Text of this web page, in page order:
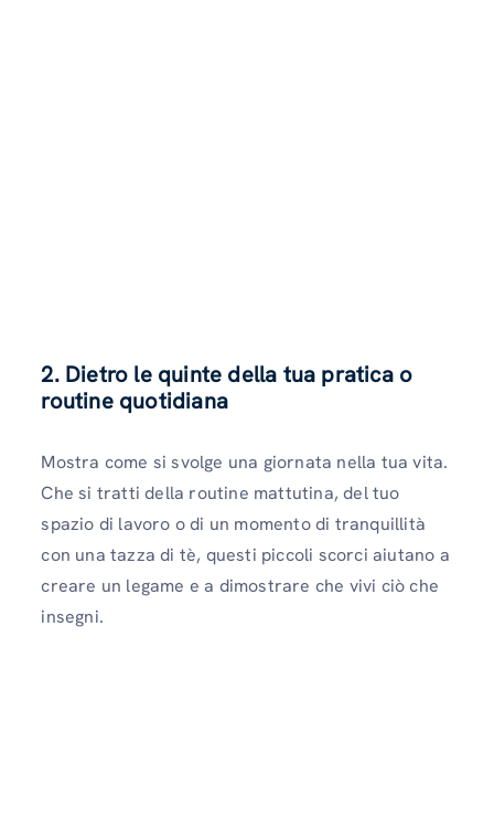
2. Dietro le quinte della tua pratica o
routine quotidiana
Mostra come si svolge una giornata nella tua vita.
Che si tratti della routine mattutina, del tuo
spazio di lavoro o di un momento di tranquillità
con una tazza di tè, questi piccoli scorci aiutano a
creare un legame e a dimostrare che vivi ciò che
insegni.